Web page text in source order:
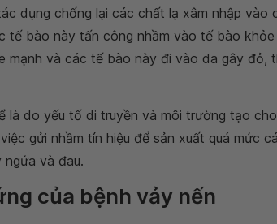
dụng chống lại các chất lạ xâm nhập vào
tế bào này tấn công nhầm vào tế bào
mạnh và các tế bào này đi vào da gây đỏ,
là do yếu tố di truyền và môi trường tạo cho
gửi nhầm tín hiệu để sản xuất quá mức
và đau.
của bệnh vảy nến